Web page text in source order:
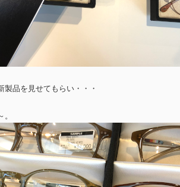
製品を見せてもらい・・・